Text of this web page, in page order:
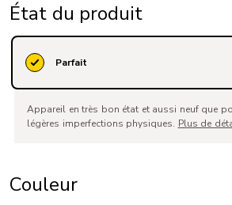
État du produit
Parfait
Appareil en très bon état et aussi neuf que
légères imperfections physiques. Plus de
Couleur